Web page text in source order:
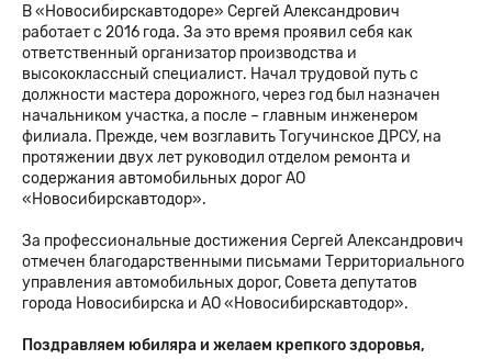
В «Новосибирскавтодоре» Сергей Александрович
работает с 2016 года. За это время проявил себя как
ответственный организатор производства и
высококлассный специалист. Начал трудовой путь с
должности мастера дорожного, через год был назначен
начальником участка, а после – главным инженером
филиала. Прежде, чем возглавить Тогучинское ДРСУ, на
протяжении двух лет руководил отделом ремонта и
содержания автомобильных дорог АО
«Новосибирскавтодор».
За профессиональные достижения Сергей Александрович
отмечен благодарственными письмами Территориального
управления автомобильных дорог, Совета депутатов
города Новосибирска и АО «Новосибирскавтодор».
Поздравляем юбиляра и желаем крепкого здоровья,